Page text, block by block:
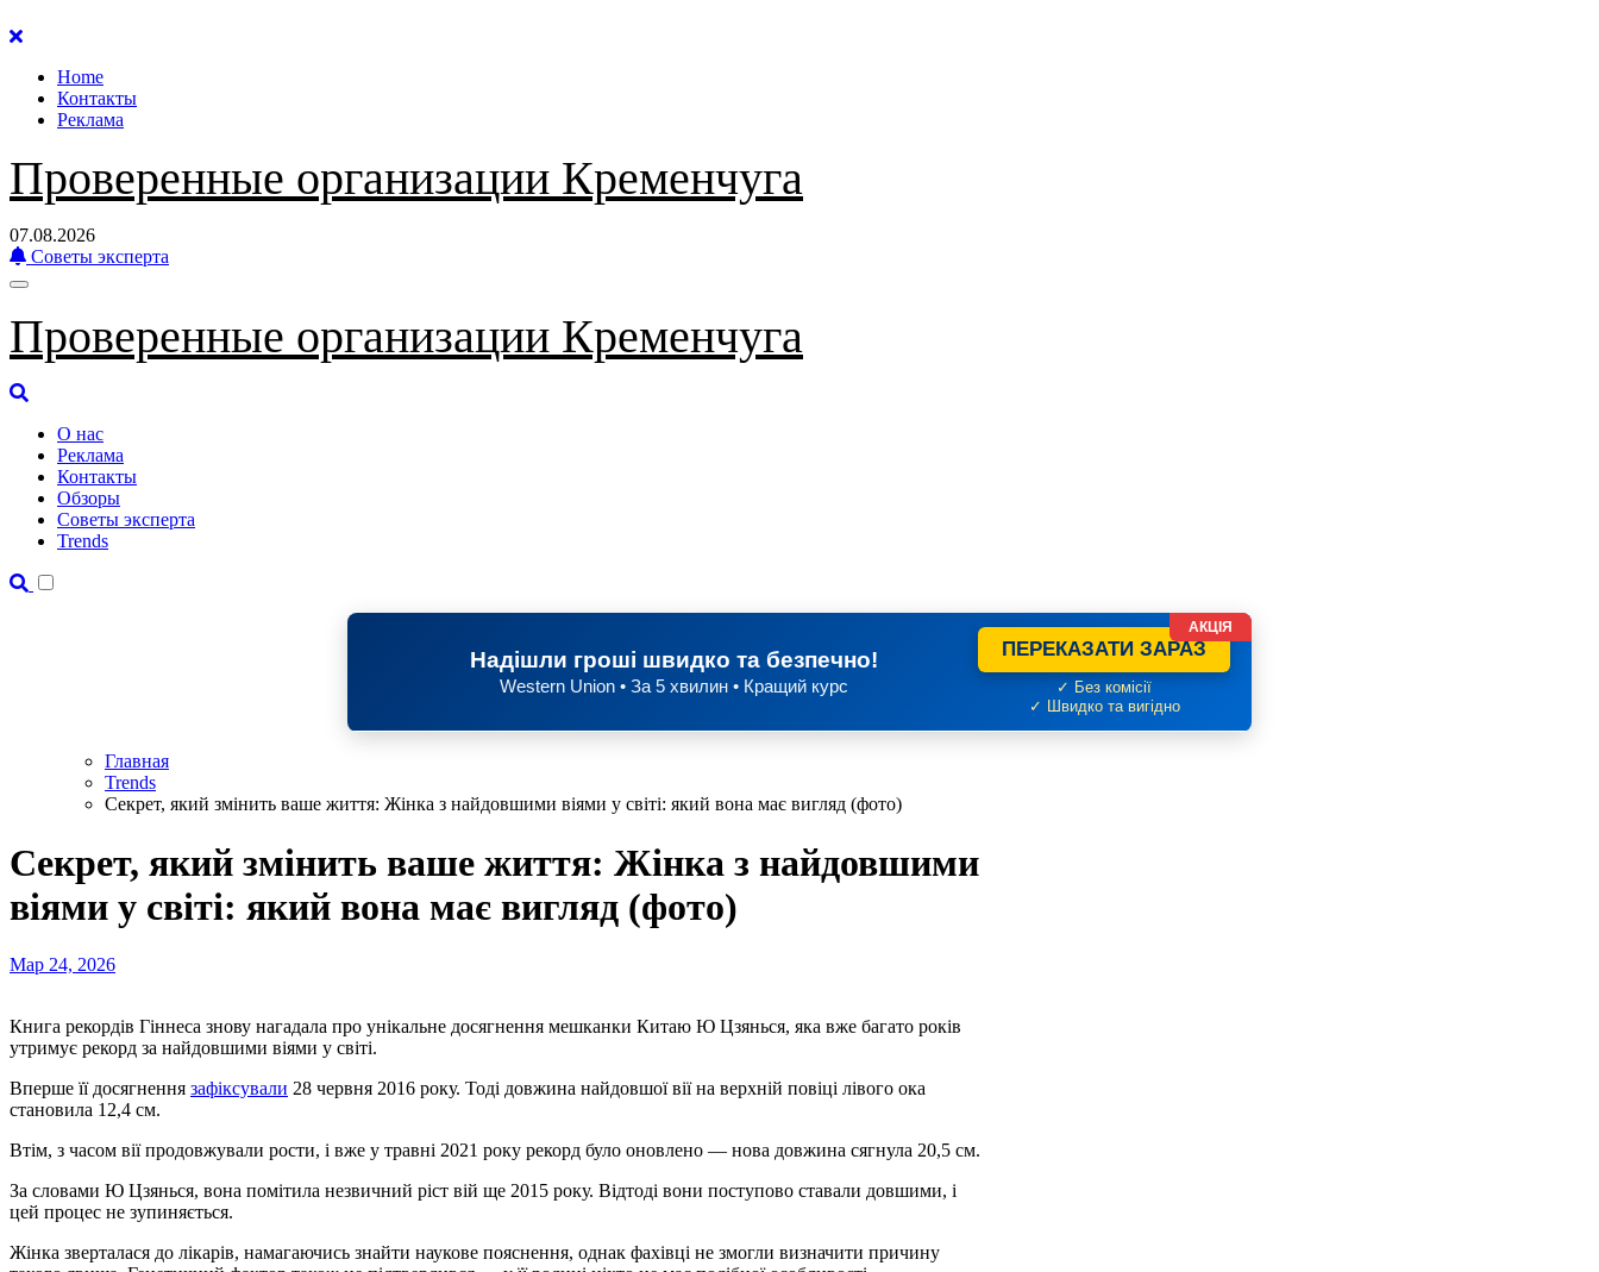
Перейти
содержанию
Home
Контакты
Реклама
Проверенные организации Кременчуга
07.08.2026
Советы эксперта
Проверенные организации Кременчуга
О нас
Реклама
Контакты
Обзоры
Советы эксперта
Trends
Надішли гроші швидко та безпечно!
Western Union • За 5 хвилин • Кращий курс
ПЕРЕКАЗАТИ ЗАРАЗ
✓ Без комісії
✓ Швидко та вигідно
АКЦІЯ
Главная
Trends
Секрет, який змінить ваше життя: Жінка з найдовшими віями у світі: який вона має вигляд (фото)
Секрет, який змінить ваше життя: Жінка з найдовшими
віями у світі: який вона має вигляд (фото)
Мар 24, 2026
Книга рекордів Гіннеса знову нагадала про унікальне досягнення мешканки Китаю Ю Цзянься, яка вже багато років
утримує рекорд за найдовшими віями у світі.
Вперше її досягнення зафіксували 28 червня 2016 року. Тоді довжина найдовшої вії на верхній повіці лівого ока
становила 12,4 см.
Втім, з часом вії продовжували рости, і вже у травні 2021 року рекорд було оновлено — нова довжина сягнула 20,5 см.
За словами Ю Цзянься, вона помітила незвичний ріст вій ще 2015 року. Відтоді вони поступово ставали довшими, і
цей процес не зупиняється.
Жінка зверталася до лікарів, намагаючись знайти наукове пояснення, однак фахівці не змогли визначити причину